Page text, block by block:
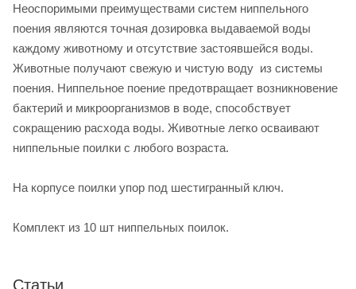
Неоспоримыми преимуществами систем ниппельного
поения являются точная дозировка выдаваемой воды
каждому животному и отсутствие застоявшейся воды.
Животные получают свежую и чистую воду из системы
поения. Ниппельное поение предотвращает возникновение
бактерий и микроорганизмов в воде, способствует
сокращению расхода воды. Животные легко осваивают
ниппельные поилки с любого возраста.
На корпусе поилки упор под шестигранный ключ.
Комплект из 10 шт ниппельных поилок.
Статьи